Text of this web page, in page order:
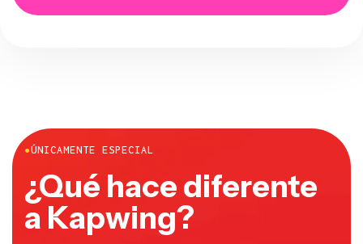
●ÚNICAMENTE ESPECIAL
¿Qué hace diferente
a Kapwing?